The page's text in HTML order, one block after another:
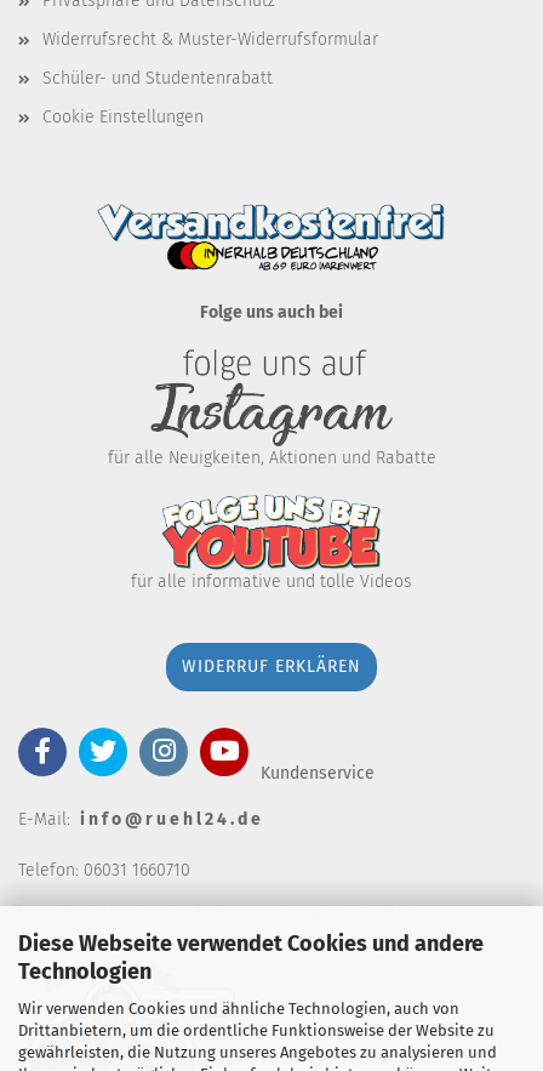
Diese Webseite verwendet Cookies und andere
Technologien
Wir verwenden Cookies und ähnliche Technologien, auch von
Drittanbietern, um die ordentliche Funktionsweise der Website zu
gewährleisten, die Nutzung unseres Angebotes zu analysieren und
Widerrufsrecht & Muster-Widerrufsformular
Schüler- und Studentenrabatt
Cookie Einstellungen
Folge uns auch bei
für alle Neuigkeiten, Aktionen und Rabatte
für alle informative und tolle Videos
WIDERRUF ERKLÄREN
Kundenservice
E-Mail: i n f o @ r u e h l 2 4 . d e
Telefon: 06031 1660710